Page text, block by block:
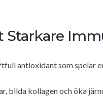
Starkare
antioxidant som spelar
bilda kollagen och öka